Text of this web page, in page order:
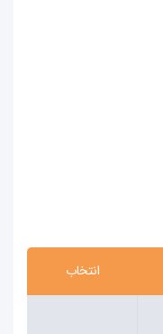
انتخاب